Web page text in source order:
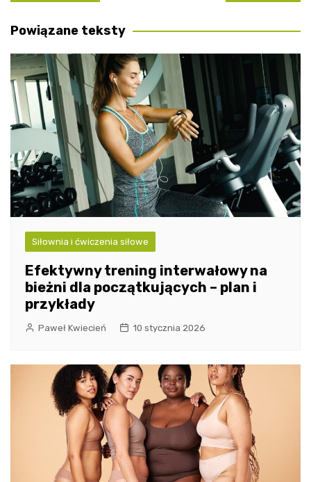
wpisu
Powiązane teksty
Siłownia i ćwiczenia siłowe
Efektywny trening interwałowy na
bieżni dla początkujących – plan i
przykłady
Paweł Kwiecień 10 stycznia 2026